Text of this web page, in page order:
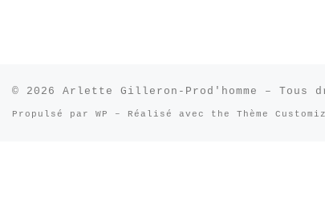
© 2026 Arlette Gilleron-Prod'homme – Tous
Propulsé par WP – Réalisé avec the Thème